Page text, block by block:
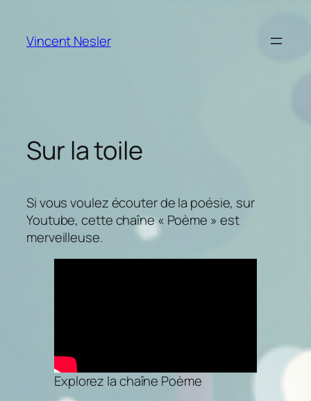
contenu
Vincent Nesler
Sur la toile
Si vous voulez écouter de la poésie, sur
Youtube, cette chaîne « Poème » est
merveilleuse.
Explorez la chaîne Poème